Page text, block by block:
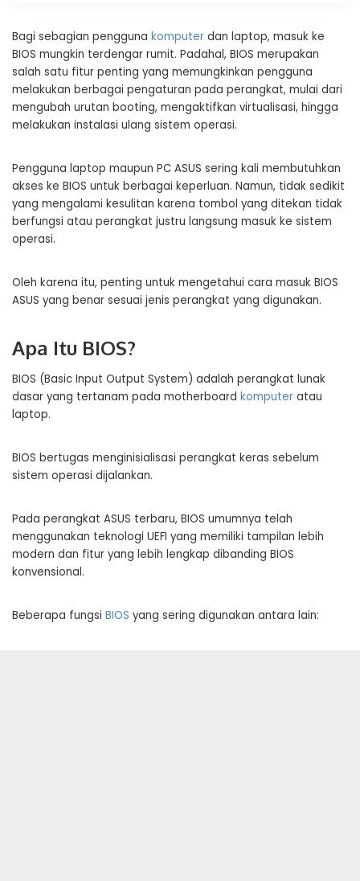
Bagi sebagian pengguna komputer dan laptop, masuk ke
BIOS mungkin terdengar rumit. Padahal, BIOS merupakan
salah satu fitur penting yang memungkinkan pengguna
melakukan berbagai pengaturan pada perangkat, mulai dari
mengubah urutan booting, mengaktifkan virtualisasi, hingga
melakukan instalasi ulang sistem operasi.
Pengguna laptop maupun PC ASUS sering kali membutuhkan
akses ke BIOS untuk berbagai keperluan. Namun, tidak sedikit
yang mengalami kesulitan karena tombol yang ditekan tidak
berfungsi atau perangkat justru langsung masuk ke sistem
operasi.
Oleh karena itu, penting untuk mengetahui cara masuk BIOS
ASUS yang benar sesuai jenis perangkat yang digunakan.
Apa Itu BIOS?
BIOS (Basic Input Output System) adalah perangkat lunak
dasar yang tertanam pada motherboard komputer atau
laptop.
BIOS bertugas menginisialisasi perangkat keras sebelum
sistem operasi dijalankan.
Pada perangkat ASUS terbaru, BIOS umumnya telah
menggunakan teknologi UEFI yang memiliki tampilan lebih
modern dan fitur yang lebih lengkap dibanding BIOS
konvensional.
Beberapa fungsi BIOS yang sering digunakan antara lain: